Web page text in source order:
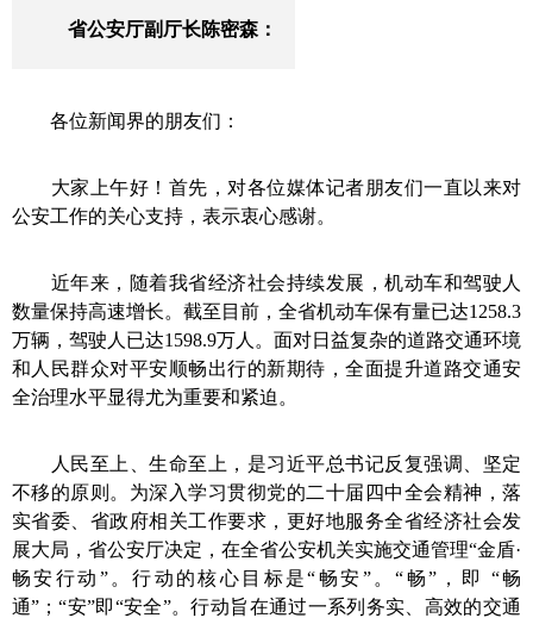
省公安厅副厅长陈密森：
各位新闻界的朋友们：
大家上午好！首先， 对各位媒体记者朋友们一直以来对
公安工作的关心支持 ， 表示衷心感谢。
近年来，随着我省经济社会持续发展，机动车和驾驶人
数量保持高速增长。截至目前，全省机动车保有量已达1258.3
万辆，驾驶人已达1598.9万人。面对日益复杂的道路交通环境
和人民群众对平安顺畅出行的新期待，全面提升道路交通安
全治理水平显得尤为重要和紧迫。
人民至上、生命至上，是习近平总书记反复强调、坚定
不移的原则。为深入学习贯彻党的二十届四中全会精神，落
实省委、省政府相关工作要求，更好地服务全省经济社会发
展大局，省公安厅决定 ， 在全省公安机关实施交通管理“金盾·
畅安行动”。行动的核心目标是“畅安”。“畅”，即 “畅
通”；“安”即“安全”。行动旨在通过一系列务实、高效的交通